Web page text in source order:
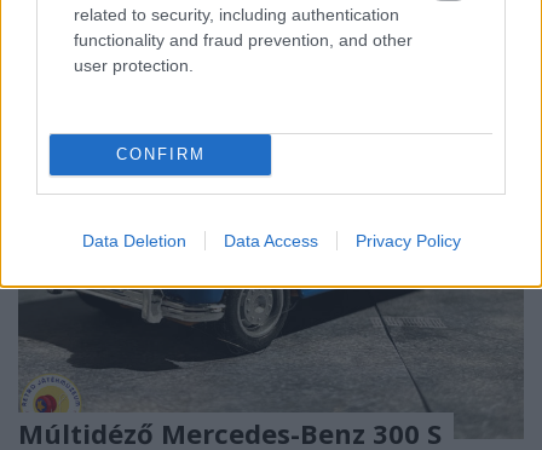
related to security, including authentication
functionality and fraud prevention, and other
user protection.
CONFIRM
Data Deletion Data Access Privacy Policy
Múltidéző Mercedes-Benz 300 S